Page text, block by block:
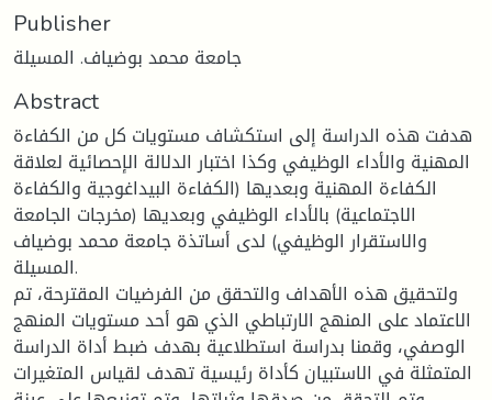
Publisher
جامعة محمد بوضياف. المسيلة
Abstract
هدفت هذه الدراسة إلى استكشاف مستويات كل من الكفاءة
المهنية والأداء الوظيفي وكذا اختبار الدلالة الإحصائية لعلاقة
الكفاءة المهنية وبعديها (الكفاءة البيداغوجية والكفاءة
الاجتماعية) بالأداء الوظيفي وبعديها (مخرجات الجامعة
والاستقرار الوظيفي) لدى أساتذة جامعة محمد بوضياف
المسيلة.
ولتحقيق هذه الأهداف والتحقق من الفرضيات المقترحة، تم
الاعتماد على المنهج الارتباطي الذي هو أحد مستويات المنهج
الوصفي، وقمنا بدراسة استطلاعية بهدف ضبط أداة الدراسة
المتمثلة في الاستبيان كأداة رئيسية تهدف لقياس المتغيرات